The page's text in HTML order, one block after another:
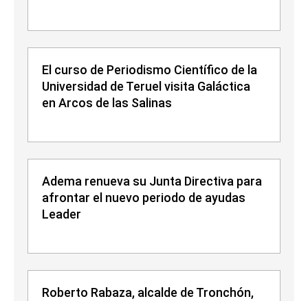
El curso de Periodismo Científico de la
Universidad de Teruel visita Galáctica
en Arcos de las Salinas
Adema renueva su Junta Directiva para
afrontar el nuevo periodo de ayudas
Leader
Roberto Rabaza, alcalde de Tronchón,